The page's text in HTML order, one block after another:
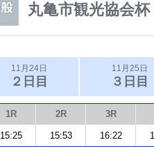
丸亀市観光協会杯
11月24日
２日目
11月25日
３日目
1R 2R 3R
15:25 15:53 16:22